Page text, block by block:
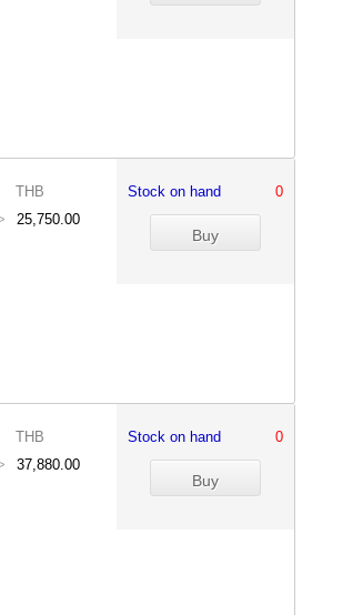
THB
25,750.00
Stock on hand 0
THB
37,880.00
Stock on hand 0